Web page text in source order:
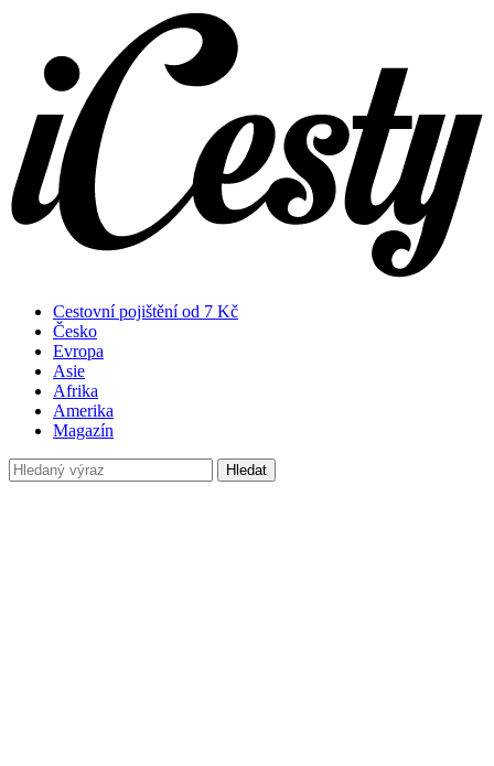
Cestovní pojištění od 7 Kč
Česko
Evropa
Asie
Afrika
Amerika
Magazín
Hledat